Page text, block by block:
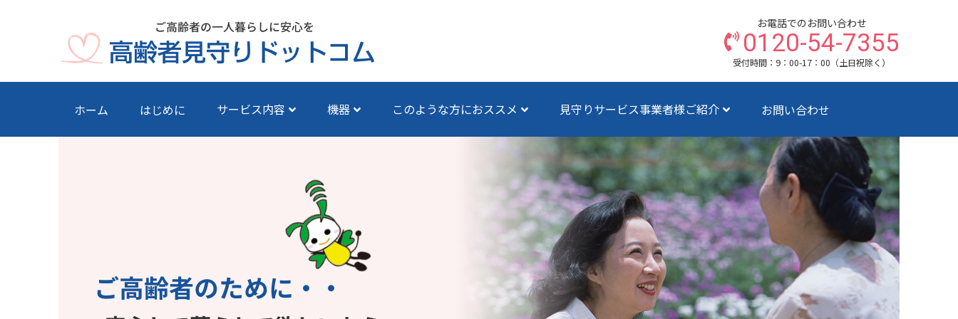
お電話でのお問い合わせ
0120-54-7355
受付時間：9：00-17：00（土日祝除く）
ホーム はじめに サービス内容 機器 このような方におススメ 見守りサービス事業者様ご紹介 お問い合わせ